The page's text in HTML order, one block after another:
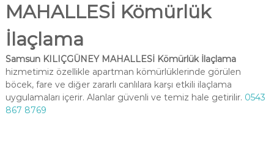
MAHALLESİ Kömürlük
İlaçlama
Samsun KILIÇGÜNEY MAHALLESİ Kömürlük İlaçlama
hizmetimiz özellikle apartman kömürlüklerinde görülen
böcek, fare ve diğer zararlı canlılara karşı etkili ilaçlama
uygulamaları içerir. Alanlar güvenli ve temiz hale getirilir. 0543
867 8769